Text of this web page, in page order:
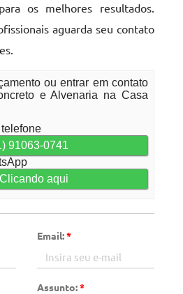
os melhores resultados.
aguarda seu contato
ou entrar em contato
e Alvenaria na Casa
91063-0741
Clicando aqui
Email:*
Assunto:*